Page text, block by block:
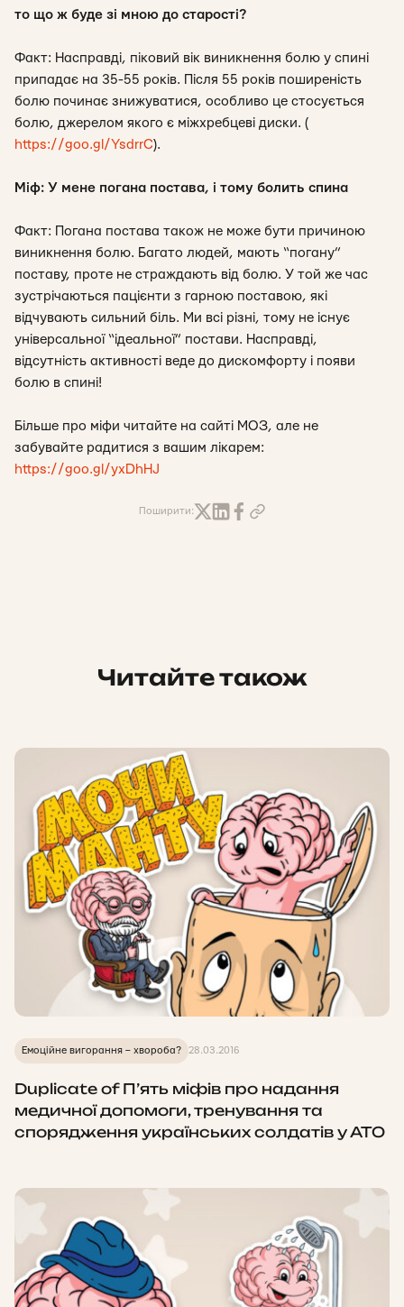
то що ж буде зі мною до старості?
Факт: Насправді, піковий вік виникнення болю у спині
припадає на 35-55 років. Після 55 років поширеність
болю починає знижуватися, особливо це стосується
болю, джерелом якого є міжхребцеві диски. (
https://goo.gl/YsdrrC).
Міф: У мене погана постава, і тому болить спина
Факт: Погана постава також не може бути причиною
виникнення болю. Багато людей, мають “погану”
поставу, проте не страждають від болю. У той же час
зустрічаються пацієнти з гарною поставою, які
відчувають сильний біль. Ми всі різні, тому не існує
універсальної “ідеальної” постави. Насправді,
відсутність активності веде до дискомфорту і появи
болю в спині!
Більше про міфи читайте на сайті МОЗ, але не
забувайте радитися з вашим лікарем:
https://goo.gl/yxDhHJ
Поширити:
Читайте також
Емоційне вигорання – хвороба? 28.03.2016
Duplicate of П’ять міфів про надання
медичної допомоги, тренування та
спорядження українських солдатів у АТО